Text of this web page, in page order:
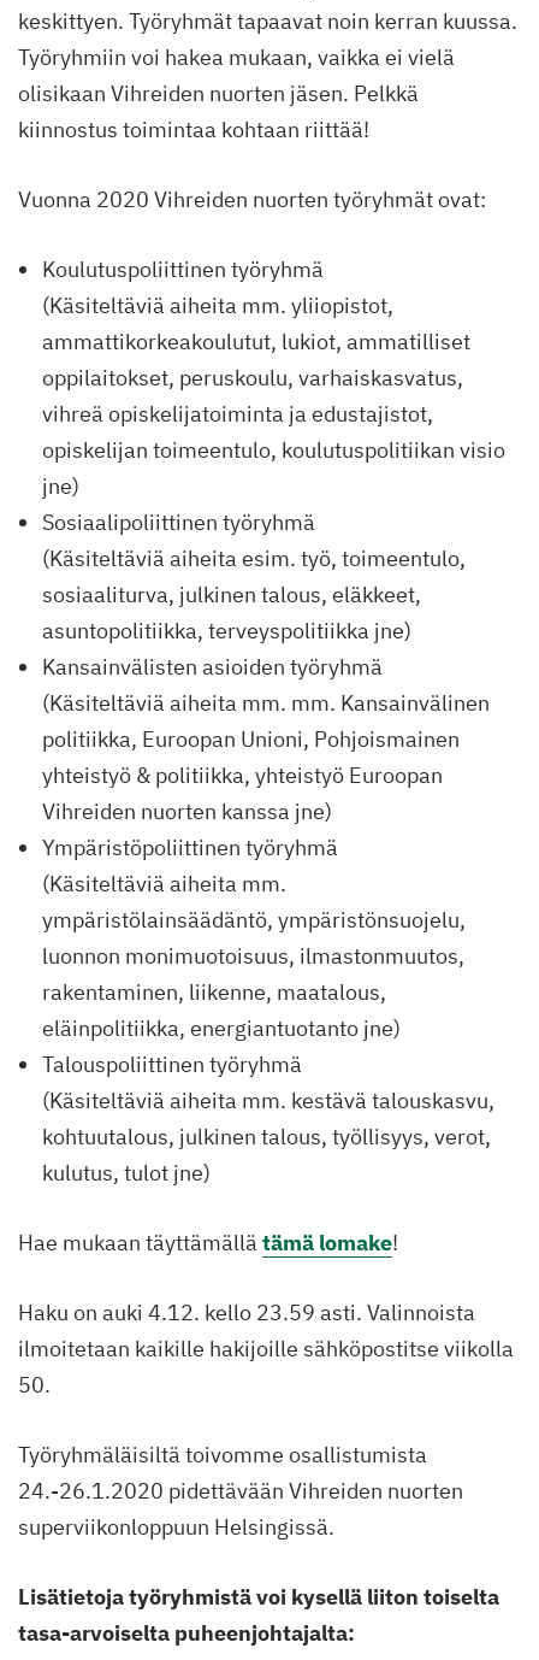
keskittyen. Työryhmät tapaavat noin kerran kuussa.
Työryhmiin voi hakea mukaan, vaikka ei vielä
olisikaan Vihreiden nuorten jäsen. Pelkkä
kiinnostus toimintaa kohtaan riittää!
Vuonna 2020 Vihreiden nuorten työryhmät ovat:
Koulutuspoliittinen työryhmä
(Käsiteltäviä aiheita mm. yliiopistot,
ammattikorkeakoulutut, lukiot, ammatilliset
oppilaitokset, peruskoulu, varhaiskasvatus,
vihreä opiskelijatoiminta ja edustajistot,
opiskelijan toimeentulo, koulutuspolitiikan visio
jne)
Sosiaalipoliittinen työryhmä
(Käsiteltäviä aiheita esim. työ, toimeentulo,
sosiaaliturva, julkinen talous, eläkkeet,
asuntopolitiikka, terveyspolitiikka jne)
Kansainvälisten asioiden työryhmä
(Käsiteltäviä aiheita mm. mm. Kansainvälinen
politiikka, Euroopan Unioni, Pohjoismainen
yhteistyö & politiikka, yhteistyö Euroopan
Vihreiden nuorten kanssa jne)
Ympäristöpoliittinen työryhmä
(Käsiteltäviä aiheita mm.
ympäristölainsäädäntö, ympäristönsuojelu,
luonnon monimuotoisuus, ilmastonmuutos,
rakentaminen, liikenne, maatalous,
eläinpolitiikka, energiantuotanto jne)
Talouspoliittinen työryhmä
(Käsiteltäviä aiheita mm. kestävä talouskasvu,
kohtuutalous, julkinen talous, työllisyys, verot,
kulutus, tulot jne)
Hae mukaan täyttämällä tämä lomake!
Haku on auki 4.12. kello 23.59 asti. Valinnoista
ilmoitetaan kaikille hakijoille sähköpostitse viikolla
50.
Työryhmäläisiltä toivomme osallistumista
24.-26.1.2020 pidettävään Vihreiden nuorten
superviikonloppuun Helsingissä.
Lisätietoja työryhmistä voi kysellä liiton toiselta
tasa-arvoiselta puheenjohtajalta: